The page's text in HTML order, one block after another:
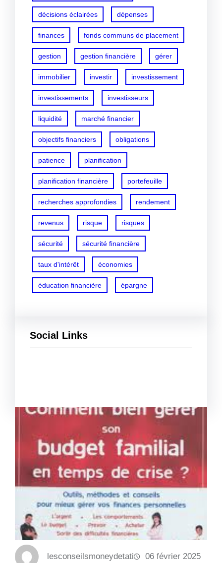
décisions éclairées dépenses
finances fonds communs de placement
gestion gestion financière gérer
immobilier investir investissement
investissements investisseurs
liquidité marché financier
objectifs financiers obligations
patience planification
planification financière portefeuille
recherches approfondies rendement
revenus risque risques
sécurité sécurité financière
taux d'intérêt économies
éducation financière épargne
Social Links
lesconseilsmoneydetati 06 février 2025